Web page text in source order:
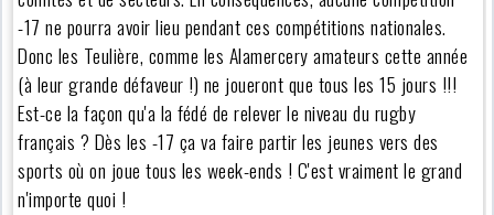
-17 ne pourra avoir lieu pendant ces compétitions nationales.
Donc les Teulière, comme les Alamercery amateurs cette année
(à leur grande défaveur !) ne joueront que tous les 15 jours !!!
Est-ce la façon qu'a la fédé de relever le niveau du rugby
français ? Dès les -17 ça va faire partir les jeunes vers des
sports où on joue tous les week-ends ! C'est vraiment le grand
n'importe quoi !